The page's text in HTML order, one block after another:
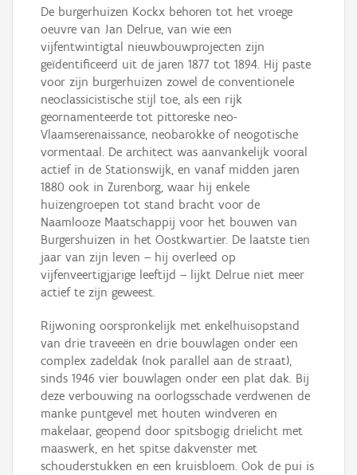
De burgerhuizen Kockx behoren tot het vroege
oeuvre van Jan Delrue, van wie een
vijfentwintigtal nieuwbouwprojecten zijn
geïdentificeerd uit de jaren 1877 tot 1894. Hij paste
voor zijn burgerhuizen zowel de conventionele
neoclassicistische stijl toe, als een rijk
geornamenteerde tot pittoreske neo-
Vlaamserenaissance, neobarokke of neogotische
vormentaal. De architect was aanvankelijk vooral
actief in de Stationswijk, en vanaf midden jaren
1880 ook in Zurenborg, waar hij enkele
huizengroepen tot stand bracht voor de
Naamlooze Maatschappij voor het bouwen van
Burgershuizen in het Oostkwartier. De laatste tien
jaar van zijn leven – hij overleed op
vijfenveertigjarige leeftijd – lijkt Delrue niet meer
actief te zijn geweest.
Rijwoning oorspronkelijk met enkelhuisopstand
van drie traveeën en drie bouwlagen onder een
complex zadeldak (nok parallel aan de straat),
sinds 1946 vier bouwlagen onder een plat dak. Bij
deze verbouwing na oorlogsschade verdwenen de
manke puntgevel met houten windveren en
makelaar, geopend door spitsbogig drielicht met
maaswerk, en het spitse dakvenster met
schouderstukken en een kruisbloem. Ook de pui is